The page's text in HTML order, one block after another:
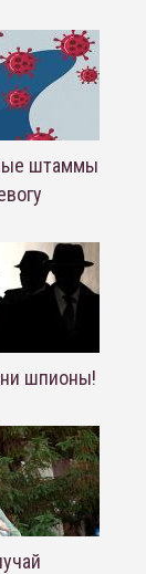
штаммы
шпионы!